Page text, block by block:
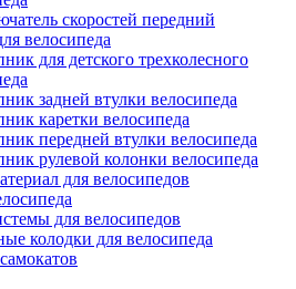
скоростей передний
велосипеда
для детского трехколесного
задней втулки велосипеда
каретки велосипеда
передней втулки велосипеда
рулевой колонки велосипеда
для велосипедов
для велосипедов
колодки для велосипеда